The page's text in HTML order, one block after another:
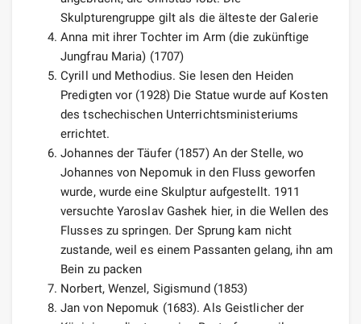
Skulpturengruppe gilt als die älteste der Galerie
Anna mit ihrer Tochter im Arm (die zukünftige
Jungfrau Maria) (1707)
Cyrill und Methodius. Sie lesen den Heiden
Predigten vor (1928) Die Statue wurde auf Kosten
des tschechischen Unterrichtsministeriums
errichtet.
Johannes der Täufer (1857) An der Stelle, wo
Johannes von Nepomuk in den Fluss geworfen
wurde, wurde eine Skulptur aufgestellt. 1911
versuchte Yaroslav Gashek hier, in die Wellen des
Flusses zu springen. Der Sprung kam nicht
zustande, weil es einem Passanten gelang, ihn am
Bein zu packen
Norbert, Wenzel, Sigismund (1853)
Jan von Nepomuk (1683). Als Geistlicher der